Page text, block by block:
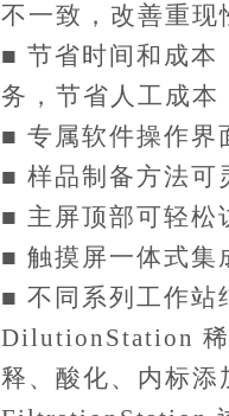
不一致，改善重现
■ 节省时间和成本
务，节省人工成本
■ 专属软件操作界
■ 样品制备方法可
■ 主屏顶部可轻松
■ 触摸屏一体式集
■ 不同系列工作站
DilutionStation 稀
释、酸化、内标添